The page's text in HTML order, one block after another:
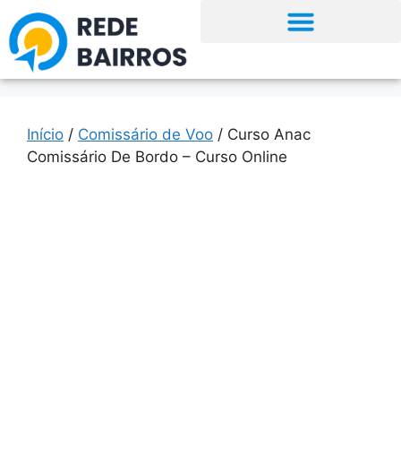
Início / Comissário de Voo / Curso Anac
Comissário De Bordo – Curso Online